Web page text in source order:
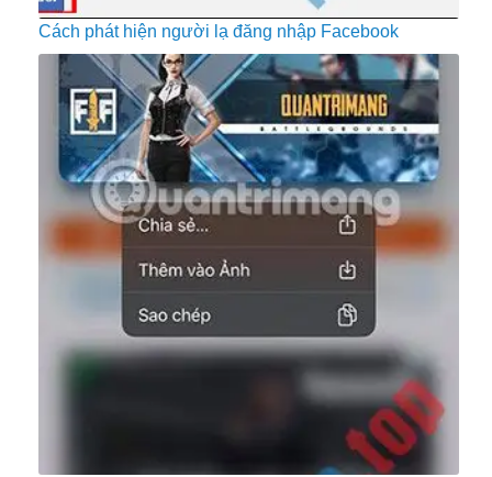
Cách phát hiện người lạ đăng nhập Facebook